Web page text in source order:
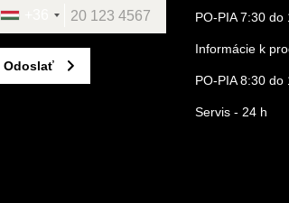
Odoslať
PO-PIA 7:30 do
Informácie k
PO-PIA 8:30 do
Servis - 24 h